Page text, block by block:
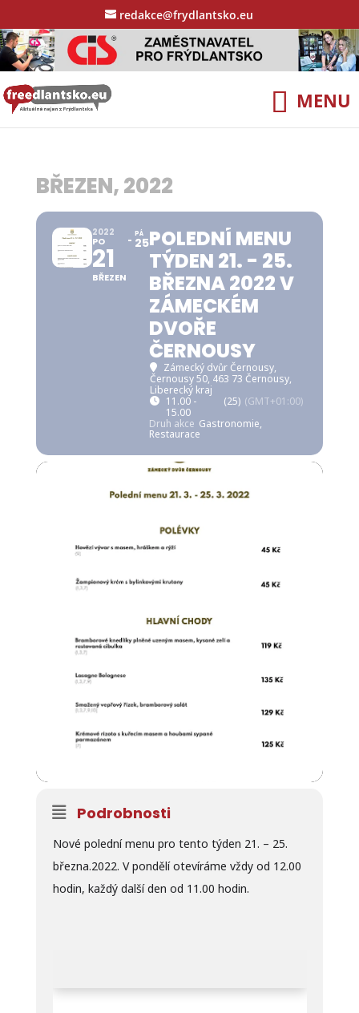
redakce@frydlantsko.eu
BŘEZEN, 2022
2022
PO
21
BŘEZEN
PÁ
25POLEDNÍ MENU
TÝDEN 21. - 25.
BŘEZNA 2022 V
ZÁMECKÉM
DVOŘE
ČERNOUSY
Zámecký dvůr Černousy,
Černousy 50, 463 73 Černousy,
Liberecký kraj
11.00 -
15.00
(25) (GMT+01:00)
Druh akce Gastronomie,
Restaurace
Podrobnosti
Nové polední menu pro tento týden 21. – 25.
března.2022. V pondělí otevíráme vždy od 12.00
hodin, každý další den od 11.00 hodin.